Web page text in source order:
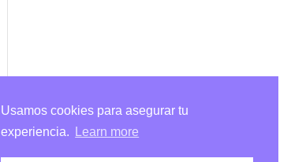
Usamos cookies para asegurar tu
experiencia.
Learn more